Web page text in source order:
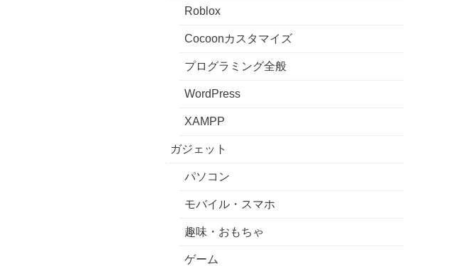
Roblox
Cocoonカスタマイズ
プログラミング全般
WordPress
XAMPP
ガジェット
パソコン
モバイル・スマホ
趣味・おもちゃ
ゲーム